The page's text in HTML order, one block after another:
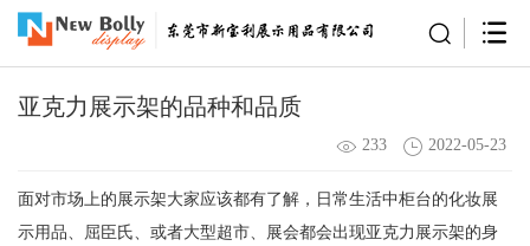
亚克力展示架的品种和品质
233 2022-05-23
面对市场上的展示架大家应该都有了解，日常生活中柜台的化妆展
示用品、屈臣氏、或者大型超市、展会都会出现亚克力展示架的身